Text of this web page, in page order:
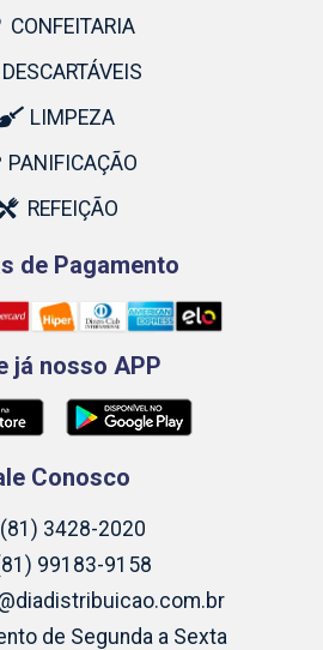
CONFEITARIA
DESCARTÁVEIS
LIMPEZA
PANIFICAÇÃO
REFEIÇÃO
de Pagamento
já nosso APP
Conosco
(81) 3428-2020
99183-9158
de Segunda a Sexta